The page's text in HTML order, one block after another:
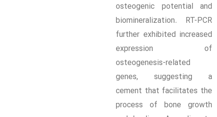
osteogenic potential and
biomineralization. RT-PCR
further exhibited increased
expression of
osteogenesis-related
genes, suggesting a
cement that facilitates the
process of bone growth